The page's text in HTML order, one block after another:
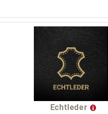
Echtleder